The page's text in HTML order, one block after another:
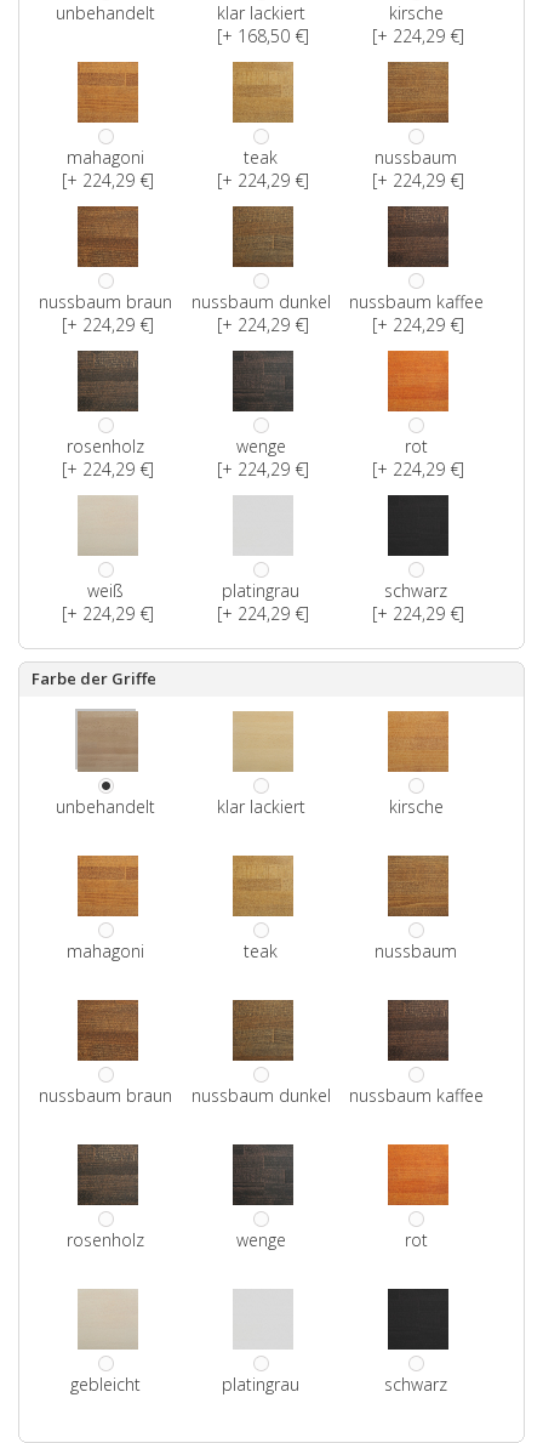
unbehandelt
klar lackiert
[+ 168,50 €]
kirsche
[+ 224,29 €]
mahagoni
[+ 224,29 €]
teak
[+ 224,29 €]
nussbaum
[+ 224,29 €]
nussbaum braun
[+ 224,29 €]
nussbaum dunkel
[+ 224,29 €]
nussbaum kaffee
[+ 224,29 €]
rosenholz
[+ 224,29 €]
wenge
[+ 224,29 €]
rot
[+ 224,29 €]
weiß
[+ 224,29 €]
platingrau
[+ 224,29 €]
schwarz
[+ 224,29 €]
Farbe der Griffe
unbehandelt klar lackiert kirsche
mahagoni teak nussbaum
nussbaum braun nussbaum dunkel nussbaum kaffee
rosenholz wenge rot
gebleicht platingrau schwarz